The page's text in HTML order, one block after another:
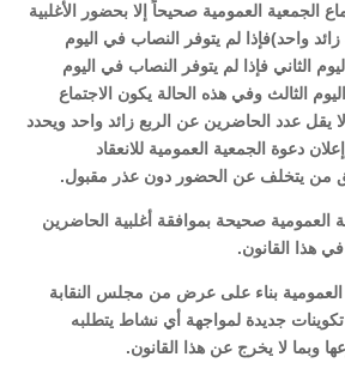
اجتماع الجمعية العمومية صحيحاً إلا بحضور الأغلبية
واحد)فإذا لم يتوفر النصاب في اليوم
الثاني فإذا لم يتوفر النصاب في اليوم
الثالث وفي هذه الحالة يكون الاجتماع
عدد الحاضرين عن الربع زائد واحد ويحدد
دعوة الجمعية العمومية للانعقاد
من يتخلف عن الحضور دون عذر مقبول.
صحيحة بموافقة أغلبية الحاضرين
هذا القانون.
العمومية بناء على عرض من مجلس النقابة
جديدة لمواجهة أي نشاط يتطلبه
وبما لا يخرج عن هذا القانون.